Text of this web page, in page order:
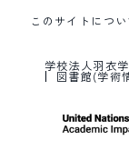
このサイトについ
学校法人羽衣
図書館(学術